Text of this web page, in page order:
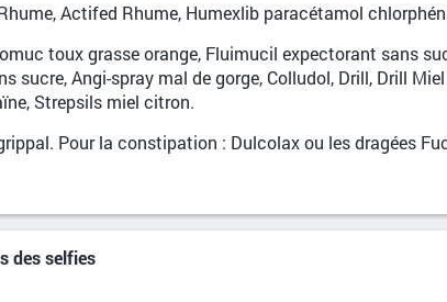
Actifed Rhume, Humexlib paracétamol
toux grasse orange, Fluimucil expectorant sans
Angi-spray mal de gorge, Colludol, Drill, Drill
Strepsils miel citron.
Pour la constipation : Dulcolax ou les dragées
des selfies